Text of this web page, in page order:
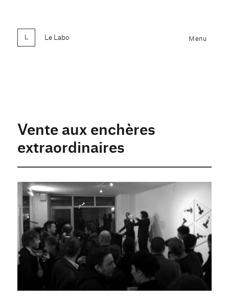
Le Labo Menu
Vente aux enchères
extraordinaires